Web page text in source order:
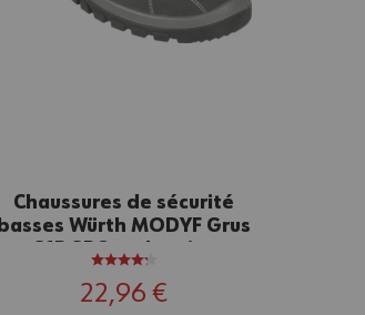
Chaussures de sécurité
basses Würth MODYF Grus
S1P SRC anthracite
22,96 €